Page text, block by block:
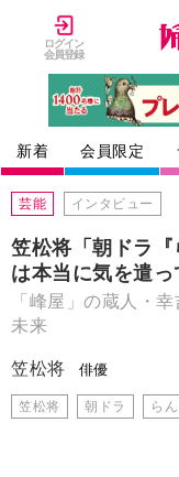
ログイン
会員登録
新着 会員限定
芸能 インタビュー
笠松将「朝ドラ
は本当に気を遣
「峰屋」の蔵人・
未来
笠松将 俳優
笠松将 朝ドラ ら